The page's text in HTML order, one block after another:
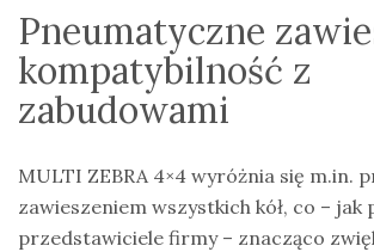
Pneumatyczne
kompatybilność z
zabudowami
MULTI ZEBRA 4×4 wyróżnia się m.in.
zawieszeniem wszystkich kół, co – jak
przedstawiciele firmy – znacząco